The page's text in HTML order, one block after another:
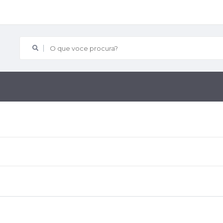
O que voce procura?